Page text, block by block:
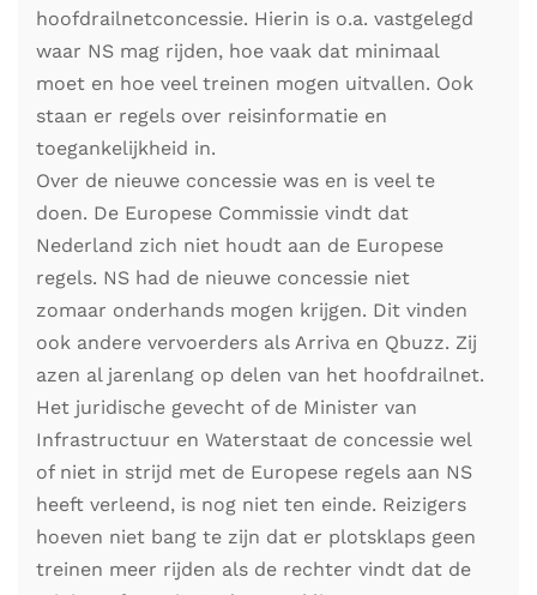
hoofdrailnetconcessie. Hierin is o.a. vastgelegd
waar NS mag rijden, hoe vaak dat minimaal
moet en hoe veel treinen mogen uitvallen. Ook
staan er regels over reisinformatie en
toegankelijkheid in.
Over de nieuwe concessie was en is veel te
doen. De Europese Commissie vindt dat
Nederland zich niet houdt aan de Europese
regels. NS had de nieuwe concessie niet
zomaar onderhands mogen krijgen. Dit vinden
ook andere vervoerders als Arriva en Qbuzz. Zij
azen al jarenlang op delen van het hoofdrailnet.
Het juridische gevecht of de Minister van
Infrastructuur en Waterstaat de concessie wel
of niet in strijd met de Europese regels aan NS
heeft verleend, is nog niet ten einde. Reizigers
hoeven niet bang te zijn dat er plotsklaps geen
treinen meer rijden als de rechter vindt dat de